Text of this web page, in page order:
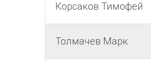
Корсаков Тимофей
Толмачев Марк